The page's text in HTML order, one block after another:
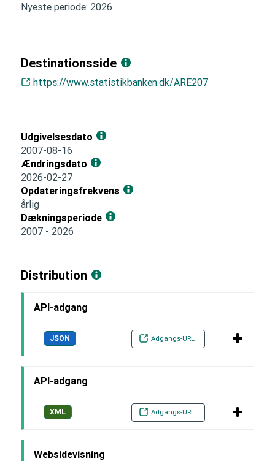
Nyeste periode: 2026
Destinationsside
https://www.statistikbanken.dk/ARE207
Udgivelsesdato
2007-08-16
Ændringsdato
2026-02-27
Opdateringsfrekvens
årlig
Dækningsperiode
2007 - 2026
Distribution
API-adgang
JSON Adgangs-URL
API-adgang
XML Adgangs-URL
Websidevisning